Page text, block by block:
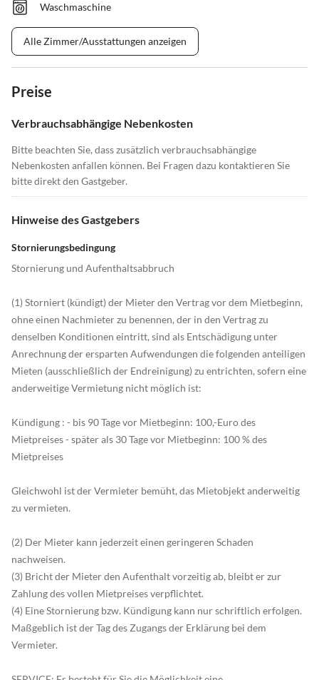
Waschmaschine
Alle Zimmer/Ausstattungen anzeigen
Preise
Verbrauchsabhängige Nebenkosten
Bitte beachten Sie, dass zusätzlich verbrauchsabhängige
Nebenkosten anfallen können. Bei Fragen dazu kontaktieren Sie
bitte direkt den Gastgeber.
Hinweise des Gastgebers
Stornierungsbedingung
Stornierung und Aufenthaltsabbruch
(1) Storniert (kündigt) der Mieter den Vertrag vor dem Mietbeginn,
ohne einen Nachmieter zu benennen, der in den Vertrag zu
denselben Konditionen eintritt, sind als Entschädigung unter
Anrechnung der ersparten Aufwendungen die folgenden anteiligen
Mieten (ausschließlich der Endreinigung) zu entrichten, sofern eine
anderweitige Vermietung nicht möglich ist:
Kündigung : - bis 90 Tage vor Mietbeginn: 100,-Euro des
Mietpreises - später als 30 Tage vor Mietbeginn: 100 % des
Mietpreises
Gleichwohl ist der Vermieter bemüht, das Mietobjekt anderweitig
zu vermieten.
(2) Der Mieter kann jederzeit einen geringeren Schaden
nachweisen.
(3) Bricht der Mieter den Aufenthalt vorzeitig ab, bleibt er zur
Zahlung des vollen Mietpreises verpflichtet.
(4) Eine Stornierung bzw. Kündigung kann nur schriftlich erfolgen.
Maßgeblich ist der Tag des Zugangs der Erklärung bei dem
Vermieter.